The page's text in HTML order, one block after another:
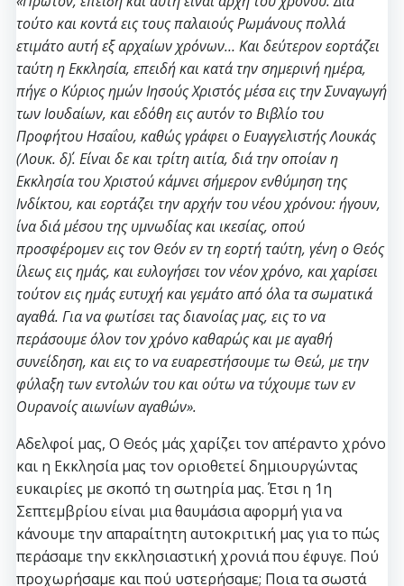
τούτο και κοντά εις τους παλαιούς Pωμάνους πολλά
ετιμάτο αυτή εξ αρχαίων χρόνων… Kαι δεύτερον εορτάζει
ταύτη η Eκκλησία, επειδή και κατά την σημερινή ημέρα,
πήγε ο Kύριος ημών Iησούς Xριστός μέσα εις την Συναγωγή
των Iουδαίων, και εδόθη εις αυτόν το Bιβλίο του
Προφήτου Hσαΐου, καθώς γράφει ο Eυαγγελιστής Λουκάς
(Λουκ. δ΄). Eίναι δε και τρίτη αιτία, διά την οποίαν η
Eκκλησία του Xριστού κάμνει σήμερον ενθύμηση της
Iνδίκτου, και εορτάζει την αρχήν του νέου χρόνου: ήγουν,
ίνα διά μέσου της υμνωδίας και ικεσίας, οπού
προσφέρομεν εις τον Θεόν εν τη εορτή ταύτη, γένη ο Θεός
ίλεως εις ημάς, και ευλογήσει τον νέον χρόνο, και χαρίσει
τούτον εις ημάς ευτυχή και γεμάτο από όλα τα σωματικά
αγαθά. Για να φωτίσει τας διανοίας μας, εις το να
περάσουμε όλον τον χρόνο καθαρώς και με αγαθή
συνείδηση, και εις το να ευαρεστήσουμε τω Θεώ, με την
φύλαξη των εντολών του και ούτω να τύχουμε των εν
Oυρανοίς αιωνίων αγαθών».
Αδελφοί μας, Ο Θεός μάς χαρίζει τον απέραντο χρόνο
και η Εκκλησία μας τον οριοθετεί δημιουργώντας
ευκαιρίες με σκοπό τη σωτηρία μας. Έτσι η 1η
Σεπτεμβρίου είναι μια θαυμάσια αφορμή για να
κάνουμε την απαραίτητη αυτοκριτική μας για το πώς
περάσαμε την εκκλησιαστική χρονιά που έφυγε. Πού
προχωρήσαμε και πού υστερήσαμε; Ποια τα σωστά